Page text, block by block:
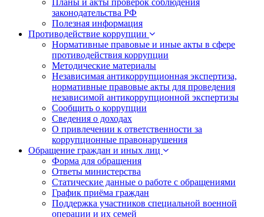
Планы и акты проверок соблюдения
законодательства РФ
Полезная информация
Противодействие коррупции
Нормативные правовые и иные акты в сфере
противодействия коррупции
Методические материалы
Независимая антикоррупционная экспертиза,
нормативные правовые акты для проведения
независимой антикоррупционной экспертизы
Сообщить о коррупции
Сведения о доходах
О привлечении к ответственности за
коррупционные правонарушения
Обращение граждан и иных лиц
Форма для обращения
Ответы министерства
Статические данные о работе с обращениями
График приёма граждан
Поддержка участников специальной военной
операции и их семей